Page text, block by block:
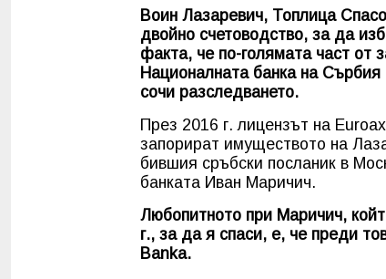
Воин Лазаревич, Топлица
двойно счетоводство, за да
факта, че по-голямата част от
Националната банка на
сочи разследването.
През 2016 г. лицензът на
запорират имуществото на
бившия сръбски посланик в
банката Иван Маричич.
Любопитното при Маричич,
г., за да я спаси, е, че преди
Banka.